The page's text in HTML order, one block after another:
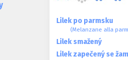
Lilek po parmsku
(Melanzane alla
Lilek smažený
Lilek zapečený se